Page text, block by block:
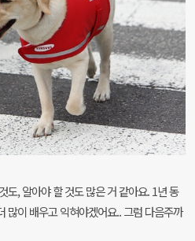
도, 알아야 할 것도 많은 거 같아요. 1년 동
많이 배우고 익혀야겠어요.. 그럼 다음주까